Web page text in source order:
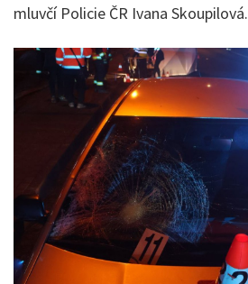
mluvčí Policie ČR Ivana Skoupilová.